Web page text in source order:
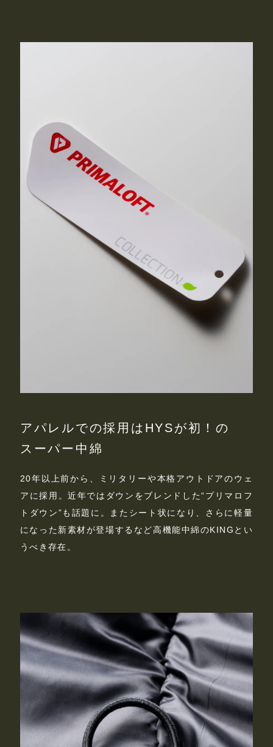
アパレルでの採用はHYSが初！の
スーパー中綿
20年以上前から、ミリタリーや本格アウトドアのウェ
アに採用。近年ではダウンをブレンドした“プリマロフ
トダウン”も話題に。またシート状になり、さらに軽量
になった新素材が登場するなど高機能中綿のKINGとい
うべき存在。